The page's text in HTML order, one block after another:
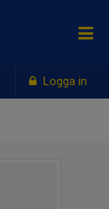
Logga in